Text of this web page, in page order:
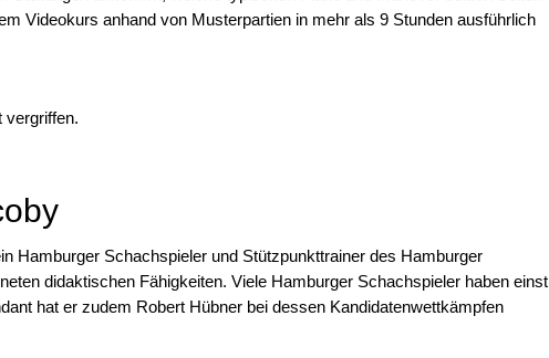
Videokurs anhand von Musterpartien in mehr als 9 Stunden ausführlich
vergriffen.
Hamburger Schachspieler und Stützpunkttrainer des Hamburger
didaktischen Fähigkeiten. Viele Hamburger Schachspieler haben einst
hat er zudem Robert Hübner bei dessen Kandidatenwettkämpfen